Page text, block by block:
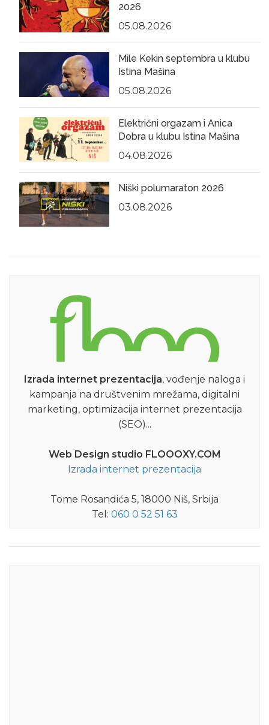
2026
05.08.2026
Mile Kekin septembra u klubu
Istina Mašina
05.08.2026
Električni orgazam i Anica
Dobra u klubu Istina Mašina
04.08.2026
Niški polumaraton 2026
03.08.2026
Izrada internet prezentacija, vođenje naloga i
kampanja na društvenim mrežama, digitalni
marketing, optimizacija internet prezentacija
(SEO)...
Web Design studio FLOOOXY.COM
Izrada internet prezentacija
Tome Rosandića 5, 18000 Niš, Srbija
Tel: 060 0 52 51 63